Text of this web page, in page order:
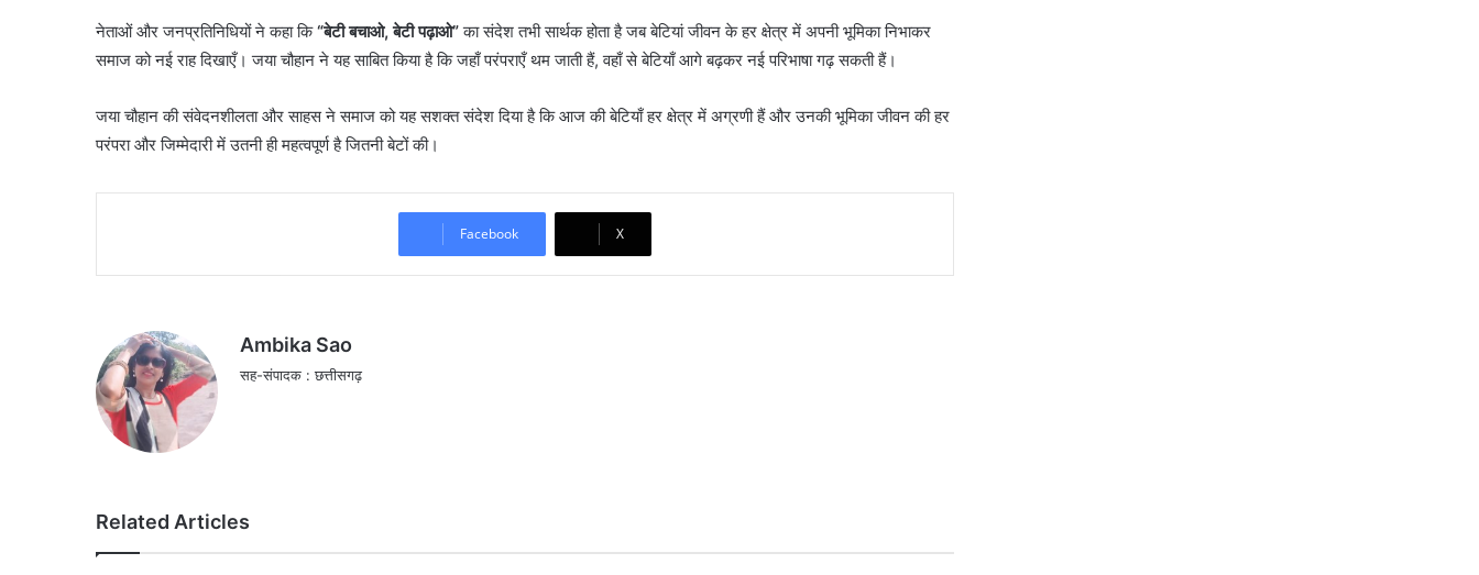
नेताओं और जनप्रतिनिधियों ने कहा कि“बेटी बचाओ, बेटी पढ़ाओ”का संदेश तभी सार्थक होता है जब बेटियां जीवन के हर क्षेत्र में अपनी भूमिका निभाकर
समाज को नई राह दिखाएँ। जया चौहान ने यह साबित किया है कि जहाँ परंपराएँ थम जाती हैं, वहाँ से बेटियाँ आगे बढ़कर नई परिभाषा गढ़ सकती हैं।
जया चौहान की संवेदनशीलता और साहस ने समाज को यह सशक्त संदेश दिया है कि आज की बेटियाँ हर क्षेत्र में अग्रणी हैं और उनकी भूमिका जीवन की हर
परंपरा और जिम्मेदारी में उतनी ही महत्वपूर्ण है जितनी बेटों की।
Facebook X
Ambika Sao
सह-संपादक : छत्तीसगढ़
Related Articles